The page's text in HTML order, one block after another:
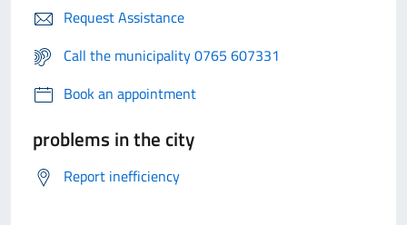
Request Assistance
Call the municipality 0765 607331
Book an appointment
problems in the city
Report inefficiency